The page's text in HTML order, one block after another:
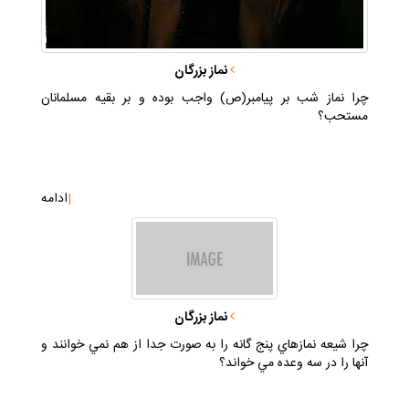
نماز بزرگان
چرا نماز شب بر پيامبر(ص) واجب بوده و بر بقيه مسلمانان
مستحب؟
|ادامه
نماز بزرگان
چرا شيعه نمازهاي پنج گانه را به صورت جدا از هم نمي خوانند و
آنها را در سه وعده مي خواند؟